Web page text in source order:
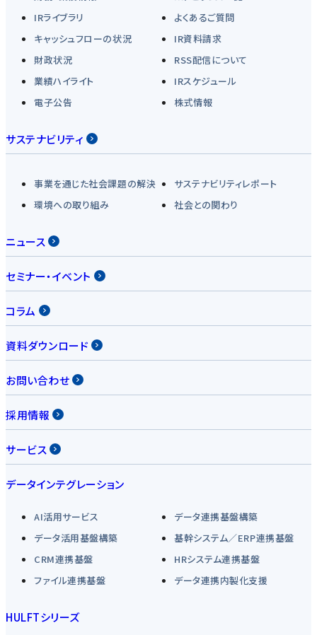
IRライブラリ
よくあるご質問
キャッシュフローの状況
IR資料請求
財政状況
RSS配信について
業績ハイライト
IRスケジュール
電子公告
株式情報
サステナビリティ
事業を通じた社会課題の解決
サステナビリティレポート
環境への取り組み
社会との関わり
ニュース
セミナー・イベント
コラム
資料ダウンロード
お問い合わせ
採用情報
サービス
データインテグレーション
AI活用サービス
データ連携基盤構築
データ活用基盤構築
基幹システム／ERP連携基盤
CRM連携基盤
HRシステム連携基盤
ファイル連携基盤
データ連携内製化支援
HULFTシリーズ